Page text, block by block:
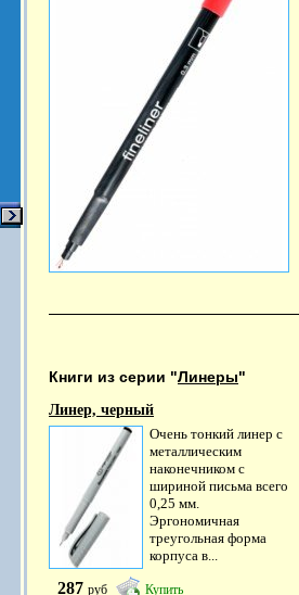
Книги из серии "Линеры"
Линер, черный
Очень тонкий линер с
металлическим
наконечником с
шириной письма всего
0,25 мм.
Эргономичная
треугольная форма
корпуса в...
287 руб Купить